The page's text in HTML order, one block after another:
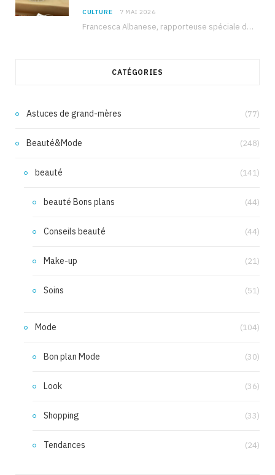
CULTURE 7 MAI 2026
Francesca Albanese, rapporteuse spéciale de l’ONU sur les territoires palestiniens occupés, était à Tunis pour…
CATÉGORIES
Astuces de grand-mères (77)
Beauté&Mode (248)
beauté (141)
beauté Bons plans (44)
Conseils beauté (44)
Make-up (21)
Soins (51)
Mode (104)
Bon plan Mode (30)
Look (36)
Shopping (33)
Tendances (24)